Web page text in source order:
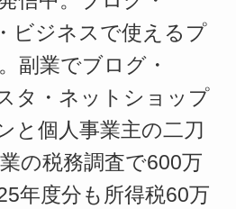
ビジネスで使えるプ
副業でブログ・
タ・ネットショップ
と個人事業主の二刀
の税務調査で600万
年度分も所得税60万